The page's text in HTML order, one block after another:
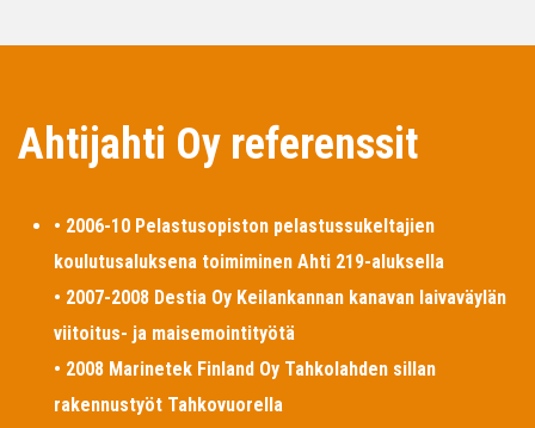
Ahtijahti Oy referenssit
• 2006-10 Pelastusopiston pelastussukeltajien
koulutusaluksena toimiminen Ahti 219-aluksella
• 2007-2008 Destia Oy Keilankannan kanavan laivaväylän
viitoitus- ja maisemointityötä
• 2008 Marinetek Finland Oy Tahkolahden sillan
rakennustyöt Tahkovuorella